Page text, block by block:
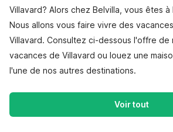
Villavard? Alors chez Belvilla, vous êtes
Nous allons vous faire vivre des
Villavard. Consultez ci-dessous l'offre de
vacances de Villavard ou louez une
l'une de nos autres destinations.
Voir tout